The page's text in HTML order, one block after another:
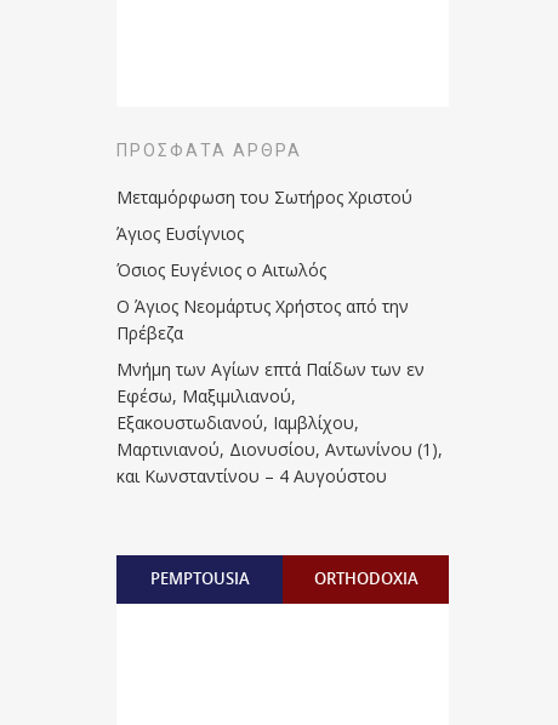
ΠΡΌΣΦΑΤΑ ΆΡΘΡΑ
Μεταμόρφωση του Σωτήρος Χριστού
Άγιος Ευσίγνιος
Όσιος Ευγένιος ο Αιτωλός
Ο Άγιος Νεομάρτυς Χρήστος από την
Πρέβεζα
Μνήμη των Aγίων επτά Παίδων των εν
Eφέσω, Mαξιμιλιανού,
Eξακουστωδιανού, Iαμβλίχου,
Mαρτινιανού, Διονυσίου, Aντωνίνου (1),
και Kωνσταντίνου – 4 Αυγούστου
PEMPTOUSIA ORTHODOXIA